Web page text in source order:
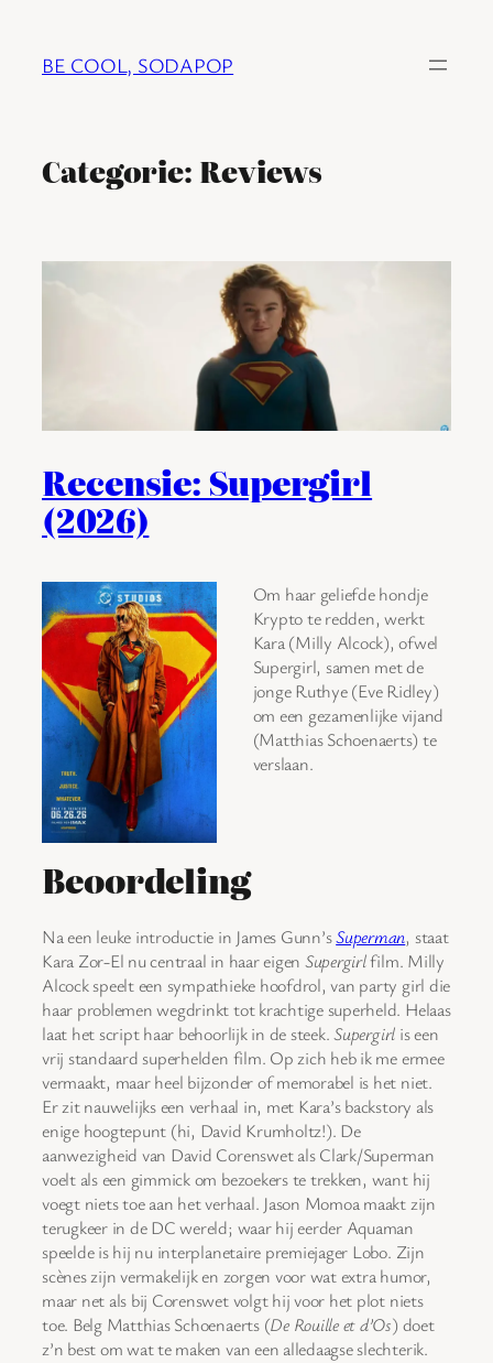
BE COOL, SODAPOP
Categorie: Reviews
Recensie: Supergirl
(2026)
Om haar geliefde hondje
Krypto te redden, werkt
Kara (Milly Alcock), ofwel
Supergirl, samen met de
jonge Ruthye (Eve Ridley)
om een gezamenlijke vijand
(Matthias Schoenaerts) te
verslaan.
Beoordeling
Na een leuke introductie in James Gunn’sSuperman, staat
Kara Zor-El nu centraal in haar eigen Supergirlfilm. Milly
Alcock speelt een sympathieke hoofdrol, van party girl die
haar problemen wegdrinkt tot krachtige superheld. Helaas
laat het script haar behoorlijk in de steek.Supergirl is een
vrij standaard superhelden film. Op zich heb ik me ermee
vermaakt, maar heel bijzonder of memorabel is het niet.
Er zit nauwelijks een verhaal in, met Kara’s backstory als
enige hoogtepunt (hi, David Krumholtz!). De
aanwezigheid van David Corenswet als Clark/Superman
voelt als een gimmick om bezoekers te trekken, want hij
voegt niets toe aan het verhaal. Jason Momoa maakt zijn
terugkeer in de DC wereld; waar hij eerder Aquaman
speelde is hij nu interplanetaire premiejager Lobo. Zijn
scènes zijn vermakelijk en zorgen voor wat extra humor,
maar net als bij Corenswet volgt hij voor het plot niets
toe. Belg Matthias Schoenaerts (De Rouille et d’Os) doet
z’n best om wat te maken van een alledaagse slechterik.